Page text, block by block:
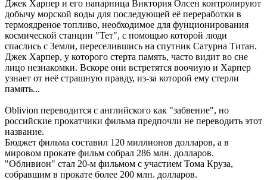
Джек Харпер и его напарница Виктория Олсен контролируют
добычу морской воды для последующей её переработки в
термоядреное топливо, необходимое для фунционирования
космической станции "Тет", с помощью которой люди
спаслись с Земли, переселившись на спутник Сатурна Титан.
Джек Харпер, у которого стерта память, часто видит во сне
лицо незнакомки. Вскоре они встретятся воочиую и Харпер
узнает от неё страшную правду, из-за которой ему стерли
память...
Oblivion переводится с английского как "забвение", но
российские прокатчики фильма предпочли не переводить этот
название.
Бюджет фильма составил 120 миллионов долларов, а в
мировом прокате фильм собрал 286 млн. долларов.
"Обливион" стал 20-м фильмом с участием Тома Круза,
собравшим в прокате более 200 млн. долларов.